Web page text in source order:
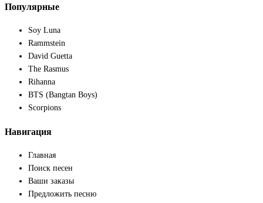
Популярные
Soy Luna
Rammstein
David Guetta
The Rasmus
Rihanna
BTS (Bangtan Boys)
Scorpions
Навигация
Главная
Поиск песен
Ваши заказы
Предложить песню